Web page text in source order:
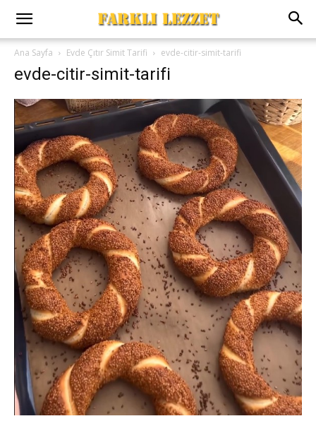
Ana Sayfa Evde Çıtır Simit Tarifi evde-citir-simit-tarifi
evde-citir-simit-tarifi